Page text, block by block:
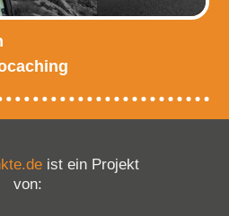
ist ein Projekt
von: